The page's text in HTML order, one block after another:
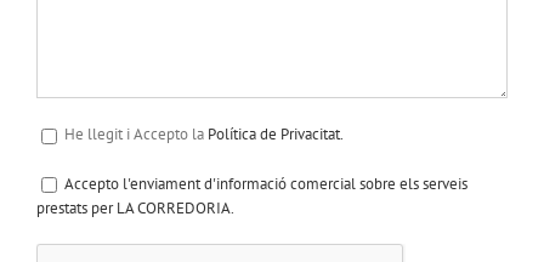
He llegit i Accepto la Política de Privacitat.
Accepto l'enviament d'informació comercial sobre els serveis
prestats per LA CORREDORIA.